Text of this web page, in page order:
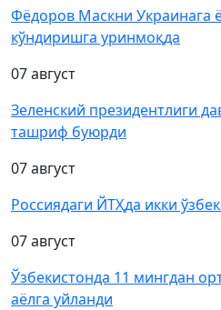
Фёдоров Маскни Украинага
кўндиришга уринмоқда
07 август
Зеленский президентлиги
ташриф буюрди
07 август
Россиядаги ЙТҲда икки
07 август
Ўзбекистонда 11 мингдан
аёлга уйланди